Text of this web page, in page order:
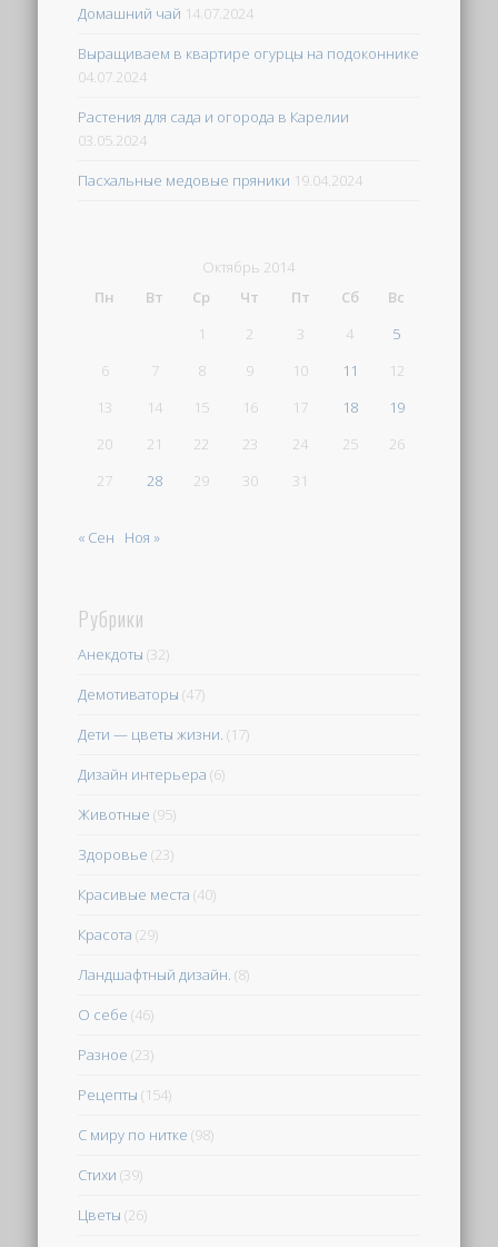
Домашний чай 14.07.2024
Выращиваем в квартире огурцы на подоконнике
04.07.2024
Растения для сада и огорода в Карелии
03.05.2024
Пасхальные медовые пряники 19.04.2024
Октябрь 2014
Пн
Вт Ср Чт Пт Сб
Вс
1
2 3 4
5
6
7 8 9 10 11
12
13
14 15 16 17 18
19
20
21 22 23 24 25
26
27
28 29 30 31
« Сен Ноя »
Рубрики
Анекдоты (32)
Демотиваторы (47)
Дети — цветы жизни. (17)
Дизайн интерьера (6)
Животные (95)
Здоровье (23)
Красивые места (40)
Красота (29)
Ландшафтный дизайн. (8)
О себе (46)
Разное (23)
Рецепты (154)
С миру по нитке (98)
Стихи (39)
Цветы (26)